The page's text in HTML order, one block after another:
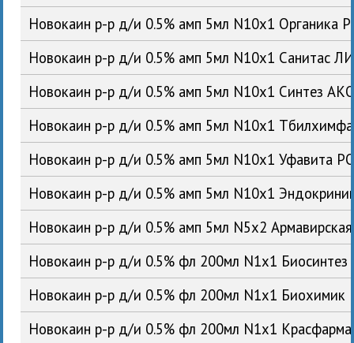
Новокаин р-р д/и 0.5% амп 5мл N10x1 Органика
Новокаин р-р д/и 0.5% амп 5мл N10x1 Санитас
Новокаин р-р д/и 0.5% амп 5мл N10x1 Синтез
Новокаин р-р д/и 0.5% амп 5мл N10x1
Новокаин р-р д/и 0.5% амп 5мл N10x1 Уфавита
Новокаин р-р д/и 0.5% амп 5мл N10x1
Новокаин р-р д/и 0.5% амп 5мл N5x2
Новокаин р-р д/и 0.5% фл 200мл N1x1
Новокаин р-р д/и 0.5% фл 200мл N1x1 Биохимик
Новокаин р-р д/и 0.5% фл 200мл N1x1